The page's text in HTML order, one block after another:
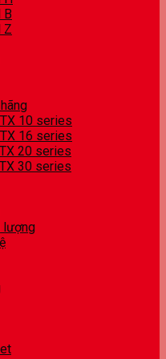
B
Z
10 series
16 series
20 series
30 series
lượng